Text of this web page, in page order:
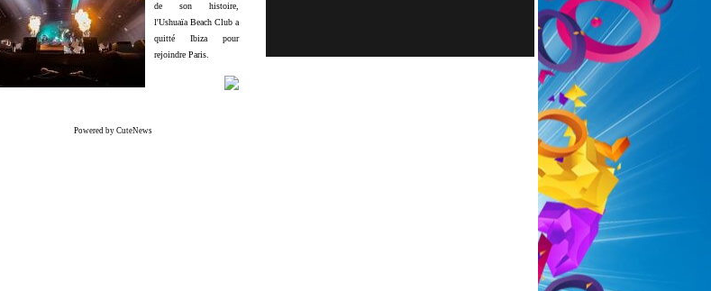
de son histoire,
l'Ushuaïa Beach Club a
quitté Ibiza pour
rejoindre Paris.
Powered by CuteNews